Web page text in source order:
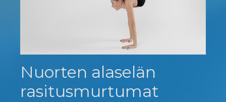
Nuorten alaselän
rasitusmurtumat